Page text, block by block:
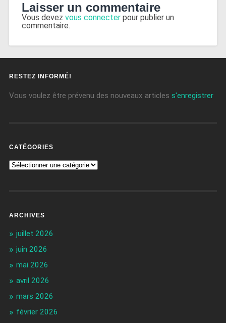
Laisser un commentaire
Vous devez vous connecterpour publier un
commentaire.
RESTEZ INFORMÉ!
Vous voulez être prévenu des nouveaux articles s'enregistrer
CATÉGORIES
ARCHIVES
juillet 2026
juin 2026
mai 2026
avril 2026
mars 2026
février 2026